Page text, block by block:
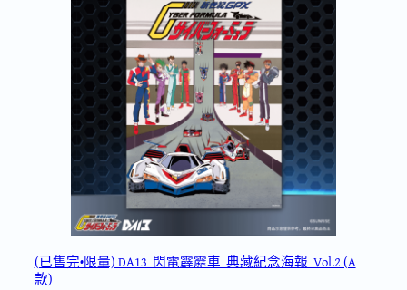
(已售完•限量) DA13_閃電霹靂車_典藏紀念海報_Vol.2 (A
款)